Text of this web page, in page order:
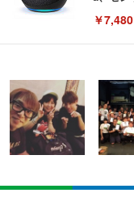
￥7,480
い 跳
キング
ン樹脂
(黒網+
￥5,699
SIHOO
ュチェ
EIZO
イト
￥
EIZO
回使い
￥3,373
x2袋